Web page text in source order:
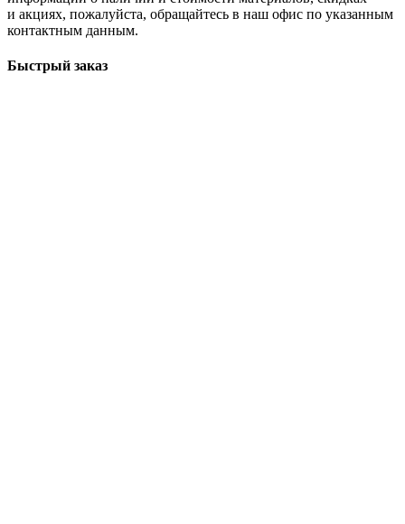
и акциях, пожалуйста, обращайтесь в наш офис по указанным
контактным данным.
Быстрый заказ